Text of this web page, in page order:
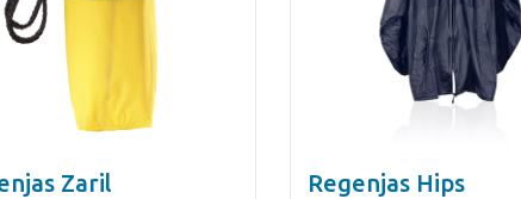
Zaril Regenjas Hips